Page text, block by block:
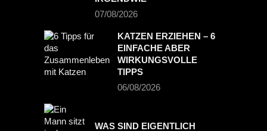
07/08/2026
KATZEN ERZIEHEN – 6
EINFACHE ABER
WIRKUNGSVOLLE
TIPPS
06/08/2026
WAS SIND EIGENTLICH